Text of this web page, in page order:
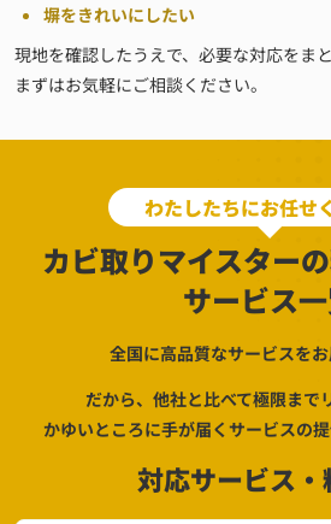
塀をきれいにしたい
現地を確認したうえで、必要な対応をま
まずはお気軽にご相談ください。
わたしたちにお任せ
カビ取りマイスター
サービス
全国に高品質なサービスをお
だから、他社と比べて極限まで
かゆいところに手が届くサービスの提
対応サービス・